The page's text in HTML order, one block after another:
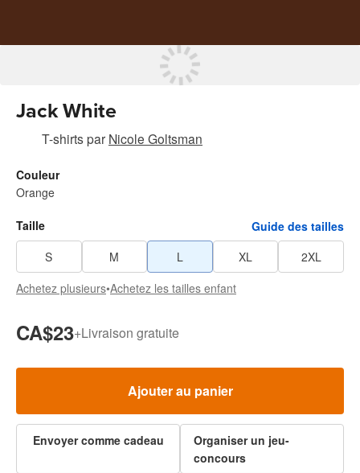
Jack White
T-shirtspar Nicole Goltsman
Couleur
Orange
Taille
Guide des tailles
S
M L XL
2XL
Achetez plusieurs•Achetez les tailles enfant
CA$23+Livraison gratuite
Ajouter au panier
Envoyer comme cadeau
Organiser un jeu-
concours